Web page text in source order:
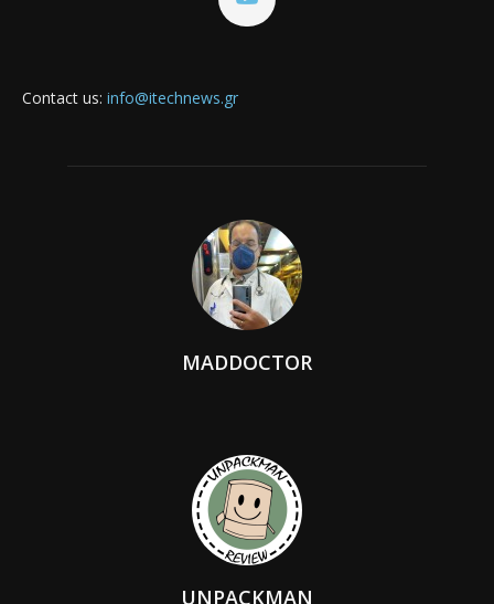
Contact us: info@itechnews.gr
MADDOCTOR
UNPACKMAN